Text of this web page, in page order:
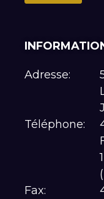
Adresse:
Téléphone:
Fax: